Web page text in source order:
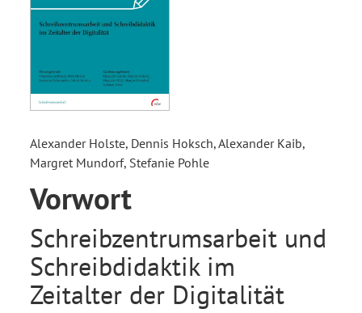
Alexander Holste, Dennis Hoksch, Alexander Kaib,
Margret Mundorf, Stefanie Pohle
Vorwort
Schreibzentrumsarbeit und
Schreibdidaktik im
Zeitalter der Digitalität